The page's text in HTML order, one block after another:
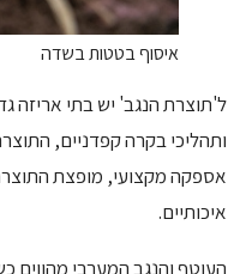
איסוף בטטות בשדה
ל'תוצרת הנגב' יש בתי אריזה
ותהליכי בקרה קפדניים,
אספקה מקצועי, מופצת התוצרת
איכותיים.